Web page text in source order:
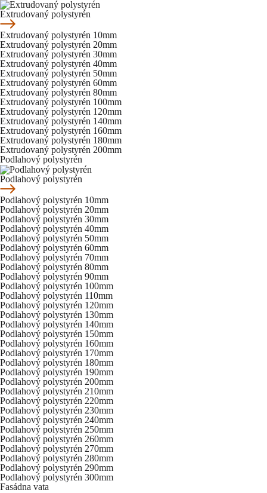
Extrudovaný polystyrén
Extrudovaný polystyrén 10mm
Extrudovaný polystyrén 20mm
Extrudovaný polystyrén 30mm
Extrudovaný polystyrén 40mm
Extrudovaný polystyrén 50mm
Extrudovaný polystyrén 60mm
Extrudovaný polystyrén 80mm
Extrudovaný polystyrén 100mm
Extrudovaný polystyrén 120mm
Extrudovaný polystyrén 140mm
Extrudovaný polystyrén 160mm
Extrudovaný polystyrén 180mm
Extrudovaný polystyrén 200mm
Podlahový polystyrén
Podlahový polystyrén
Podlahový polystyrén 10mm
Podlahový polystyrén 20mm
Podlahový polystyrén 30mm
Podlahový polystyrén 40mm
Podlahový polystyrén 50mm
Podlahový polystyrén 60mm
Podlahový polystyrén 70mm
Podlahový polystyrén 80mm
Podlahový polystyrén 90mm
Podlahový polystyrén 100mm
Podlahový polystyrén 110mm
Podlahový polystyrén 120mm
Podlahový polystyrén 130mm
Podlahový polystyrén 140mm
Podlahový polystyrén 150mm
Podlahový polystyrén 160mm
Podlahový polystyrén 170mm
Podlahový polystyrén 180mm
Podlahový polystyrén 190mm
Podlahový polystyrén 200mm
Podlahový polystyrén 210mm
Podlahový polystyrén 220mm
Podlahový polystyrén 230mm
Podlahový polystyrén 240mm
Podlahový polystyrén 250mm
Podlahový polystyrén 260mm
Podlahový polystyrén 270mm
Podlahový polystyrén 280mm
Podlahový polystyrén 290mm
Podlahový polystyrén 300mm
Fasádna vata